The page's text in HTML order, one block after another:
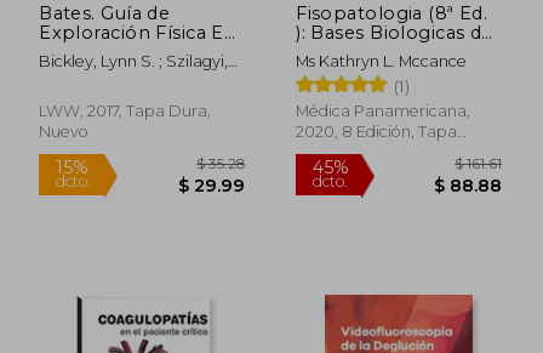
Bates. Guía de
Exploración Física E
Historia Clínica
Bickley, Lynn S. ; Szilagyi,
M.
LWW, 2017, Tapa Dura,
Nuevo
$ 29.99
Fisopatologia (8ª Ed.
): Bases Biologicas de
la Enfermedad en
Adultos y Niños
(Incluye Version
Digital)
Ms Kathryn L. Mccance
(1)
Médica Panamericana,
2020, 8 Edición, Tapa
Dura, Nuevo
dcto.